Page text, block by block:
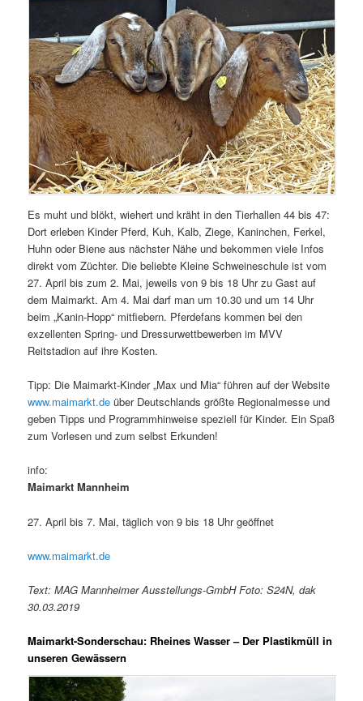
Es muht und blökt, wiehert und kräht in den Tierhallen 44 bis 47:
Dort erleben Kinder Pferd, Kuh, Kalb, Ziege, Kaninchen, Ferkel,
Huhn oder Biene aus nächster Nähe und bekommen viele Infos
direkt vom Züchter. Die beliebte Kleine Schweineschule ist vom
27. April bis zum 2. Mai, jeweils von 9 bis 18 Uhr zu Gast auf
dem Maimarkt. Am 4. Mai darf man um 10.30 und um 14 Uhr
beim „Kanin-Hopp“ mitfiebern. Pferdefans kommen bei den
exzellenten Spring- und Dressurwettbewerben im MVV
Reitstadion auf ihre Kosten.
Tipp: Die Maimarkt-Kinder „Max und Mia“ führen auf der Website
www.maimarkt.de über Deutschlands größte Regionalmesse und
geben Tipps und Programmhinweise speziell für Kinder. Ein Spaß
zum Vorlesen und zum selbst Erkunden!
info:
Maimarkt Mannheim
27. April bis 7. Mai, täglich von 9 bis 18 Uhr geöffnet
www.maimarkt.de
Text: MAG Mannheimer Ausstellungs-GmbH Foto: S24N, dak
30.03.2019
Maimarkt-Sonderschau: Rheines Wasser – Der Plastikmüll in
unseren Gewässern